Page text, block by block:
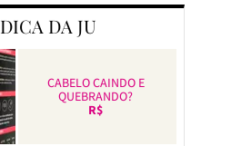
DICA DA JU
CABELO CAINDO E
QUEBRANDO?
R$